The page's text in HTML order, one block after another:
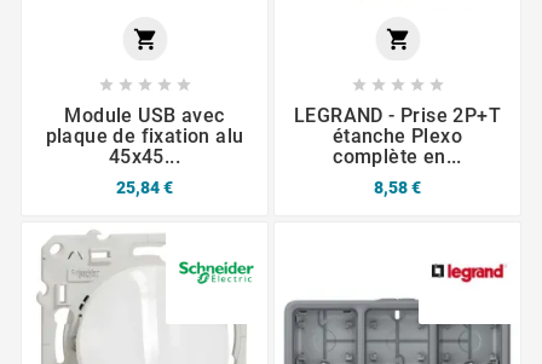

    
Module USB avec
plaque de fixation alu
45x45...
25,84 €

    
LEGRAND - Prise 2P+T
étanche Plexo
complète en...
8,58 €